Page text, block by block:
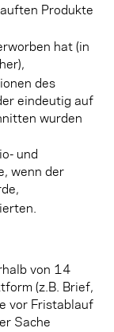
Produkte
hat (in
des
eindeutig auf
wurden
und
wenn der
von 14
(z.B. Brief,
vor Fristablauf
Sache